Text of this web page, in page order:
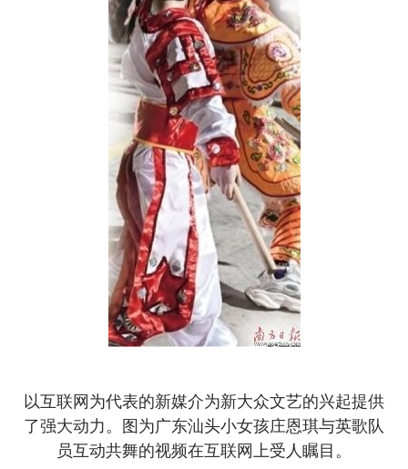
以互联网为代表的新媒介为新大众文艺的兴起提供
了强大动力。图为广东汕头小女孩庄恩琪与英歌队
员互动共舞的视频在互联网上受人瞩目。